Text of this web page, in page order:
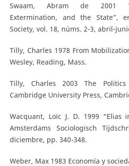
Swaam, Abram de 2001
Extermination, and the State”,
Society, vol. 18, núms. 2-3, abril-
Tilly, Charles 1978 From
Wesley, Reading, Mass.
Tilly, Charles 2003 The
Cambridge University Press,
Wacquant, Loïc J. D. 1999 “Elias
Amsterdams Sociologisch
diciembre, pp. 340-348.
Weber, Max 1983 Economía y